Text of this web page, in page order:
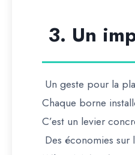
3. Un
Un geste pour la
Chaque borne
C’est un levier
Des économies sur